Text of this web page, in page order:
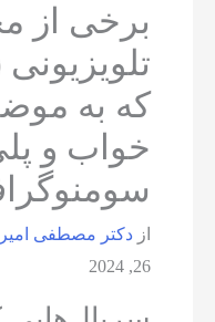
برخی از
که به
خواب و
از دکتر مصطفی
26, 2024